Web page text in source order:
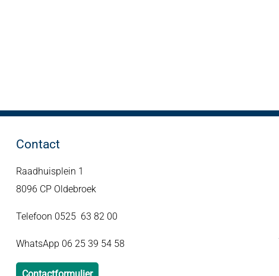
Contact
Raadhuisplein 1
8096 CP Oldebroek
Telefoon 0525 63 82 00
WhatsApp 06 25 39 54 58